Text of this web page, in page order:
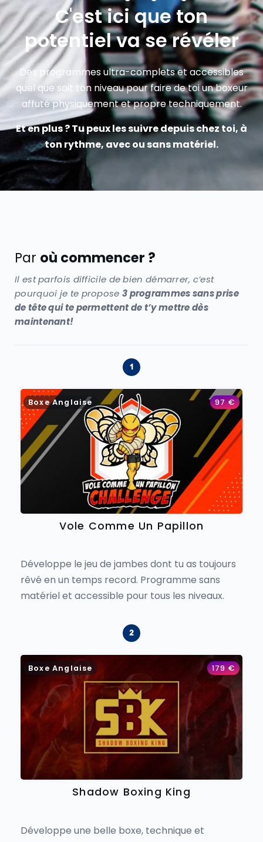
C'est ici que ton
potentiel va se révéler
Des programmes ultra-complets et accessibles
quel que soit ton niveau pour faire de toi un boxeur
affuté physiquement et propre techniquement.
Et en plus ? Tu peux les suivre depuis chez toi, à
ton rythme, avec ou sans matériel.
Par où commencer ?
Il est parfois difficile de bien démarrer, c’est
pourquoi je te propose 3 programmes sans prise
de tête qui te permettent de t’y mettre dès
maintenant!
Boxe Anglaise 97€
Vole Comme Un Papillon
Développe le jeu de jambes dont tu as toujours
rêvé en un temps record. Programme sans
matériel et accessible pour tous les niveaux.
Boxe Anglaise 179€
Shadow Boxing King
Développe une belle boxe, technique et